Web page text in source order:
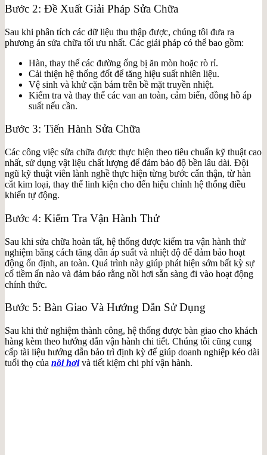
Bước 2: Đề Xuất Giải Pháp Sửa Chữa
Sau khi phân tích các dữ liệu thu thập được, chúng tôi đưa ra
phương án sửa chữa tối ưu nhất. Các giải pháp có thể bao gồm:
Hàn, thay thế các đường ống bị ăn mòn hoặc rò rỉ.
Cải thiện hệ thống đốt để tăng hiệu suất nhiên liệu.
Vệ sinh và khử cặn bám trên bề mặt truyền nhiệt.
Kiểm tra và thay thế các van an toàn, cảm biến, đồng hồ áp
suất nếu cần.
Bước 3: Tiến Hành Sửa Chữa
Các công việc sửa chữa được thực hiện theo tiêu chuẩn kỹ thuật cao
nhất, sử dụng vật liệu chất lượng để đảm bảo độ bền lâu dài. Đội
ngũ kỹ thuật viên lành nghề thực hiện từng bước cẩn thận, từ hàn
cắt kim loại, thay thế linh kiện cho đến hiệu chỉnh hệ thống điều
khiển tự động.
Bước 4: Kiểm Tra Vận Hành Thử
Sau khi sửa chữa hoàn tất, hệ thống được kiểm tra vận hành thử
nghiệm bằng cách tăng dần áp suất và nhiệt độ để đảm bảo hoạt
động ổn định, an toàn. Quá trình này giúp phát hiện sớm bất kỳ sự
cố tiềm ẩn nào và đảm bảo rằng nồi hơi sẵn sàng đi vào hoạt động
chính thức.
Bước 5: Bàn Giao Và Hướng Dẫn Sử Dụng
Sau khi thử nghiệm thành công, hệ thống được bàn giao cho khách
hàng kèm theo hướng dẫn vận hành chi tiết. Chúng tôi cũng cung
cấp tài liệu hướng dẫn bảo trì định kỳ để giúp doanh nghiệp kéo dài
tuổi thọ của nồi hơivà tiết kiệm chi phí vận hành.